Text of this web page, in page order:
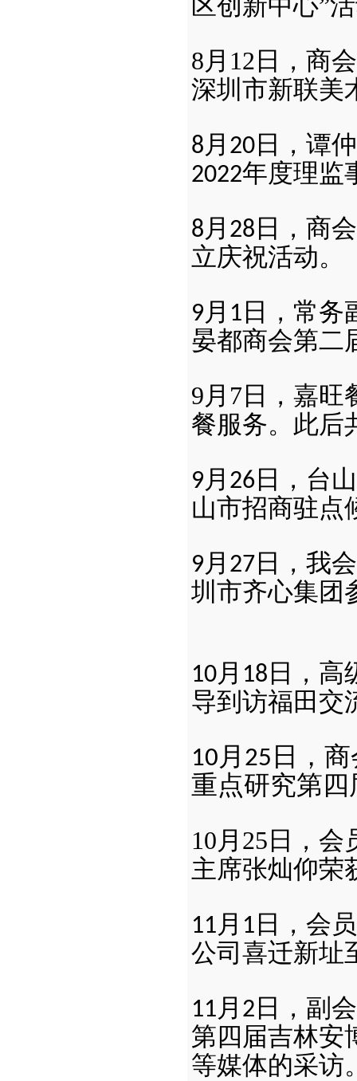
区创新中心”
8月12日，商
深圳市新联美
8月 20 日，谭
2022年度理监
8月 28 日，商
立庆祝活动。
9月 1 日， 常务
晏都商会第二
9月7日，嘉旺
餐服务。此后
9月 26 日，台
山市招商驻点
9月 27 日，我
圳市齐心集团
10月 18 日，高
导到访福田交
10月 25 日，
重点研究第四
10月25日，
主席张灿仰荣
11月 1 日，会
公司喜迁新址
11月 2 日，副
第四届吉林安
等媒体的采访